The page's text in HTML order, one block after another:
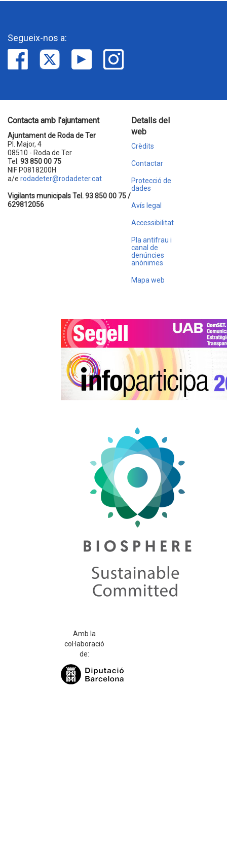
Segueix-nos a:
Contacta amb l'ajuntament
Ajuntament de Roda de Ter
Pl. Major, 4
08510 - Roda de Ter
Tel. 93 850 00 75
NIF P0818200H
a/e rodadeter@rodadeter.cat
Vigilants municipals Tel. 93 850 00 75 /
629812056
Detalls del
web
Crèdits
Contactar
Protecció de
dades
Avís legal
Accessibilitat
Pla antifrau i
canal de
denúncies
anònimes
Mapa web
Amb la
col·laboració
de: